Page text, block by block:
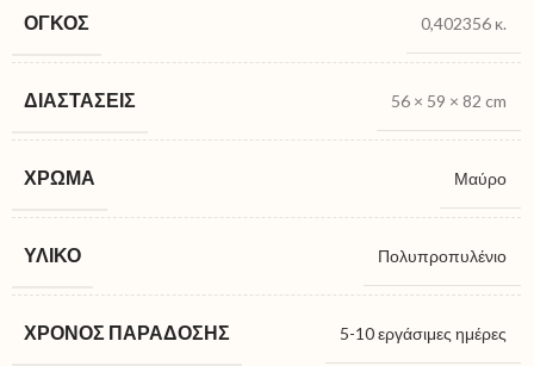
ΌΓΚΟΣ 0,402356 κ.
ΔΙΑΣΤΆΣΕΙΣ 56 × 59 × 82 cm
ΧΡΏΜΑ Μαύρο
ΥΛΙΚΌ Πολυπροπυλένιο
ΧΡΌΝΟΣ ΠΑΡΆΔΟΣΗΣ 5-10 εργάσιμες ημέρες